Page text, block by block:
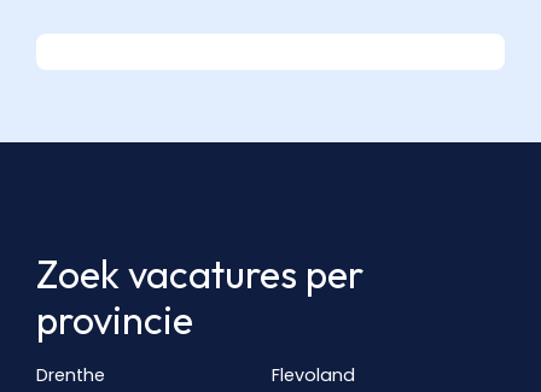
Zoek vacatures per
provincie
Drenthe
Flevoland